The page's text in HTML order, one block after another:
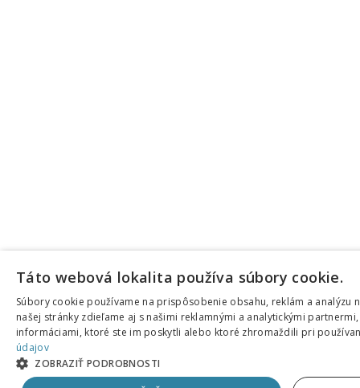
Táto webová lokalita používa súbory cookie.
Súbory cookie používame na prispôsobenie obsahu, reklám a analýzu
našej stránky zdieľame aj s našimi reklamnými a analytickými
informáciami, ktoré ste im poskytli alebo ktoré zhromaždili pri
údajov
ZOBRAZIŤ PODROBNOSTI